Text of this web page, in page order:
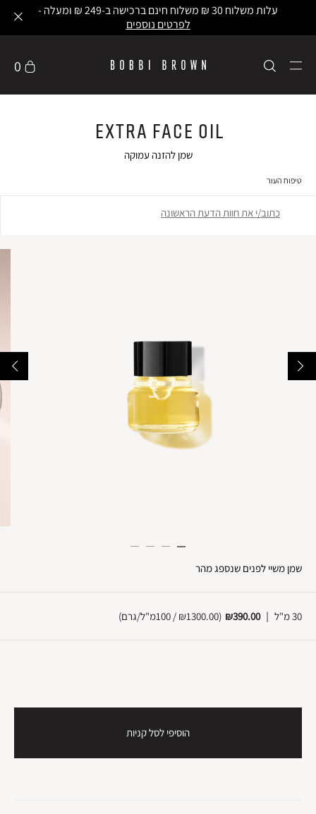
עלות משלוח 30 ₪ משלוח חינם ברכישה ב-249 ₪ ומעלה -
לפרטים נוספים
0
Extra Face Oil
שמן להזנה עמוקה
טיפוח העור
כתוב/י את חוות הדעת הראשונה
שמן משיי לפנים שנספג מהר
30 מ"ל |
₪390.00
(₪1300.00 / 100מ"ל/גרם )
הוסיפי לסל קניות